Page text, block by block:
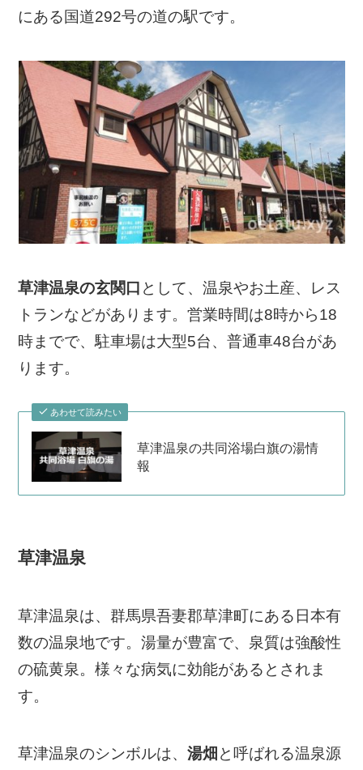
にある国道292号の道の駅です。
草津温泉の玄関口 として、温泉やお土産、レス
トランなどがあります。営業時間は8時から18
時までで、駐車場は大型5台、普通車48台があ
ります。
あわせて読みたい
草津温泉の共同浴場白旗の湯情
報
草津温泉
草津温泉は、群馬県吾妻郡草津町にある日本有
数の温泉地です。湯量が豊富で、泉質は強酸性
の硫黄泉。様々な病気に効能があるとされま
す。
草津温泉のシンボルは、湯畑 と呼ばれる温泉源